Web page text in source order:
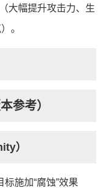
大幅提升攻击力、生
。
参考）
）
施加“腐蚀”效果